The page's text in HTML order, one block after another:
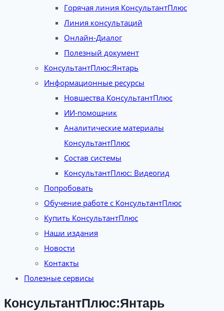
Горячая линия КонсультантПлюс
Линия консультаций
Онлайн-Диалог
Полезный документ
КонсультантПлюс:Янтарь
Информационные ресурсы
Новшества КонсультантПлюс
ИИ-помощник
Аналитические материалы
КонсультантПлюс
Состав системы
КонсультантПлюс: Видеогид
Попробовать
Обучение работе с КонсультантПлюс
Купить КонсультантПлюс
Наши издания
Новости
Контакты
Полезные сервисы
КонсультантПлюс:Янтарь